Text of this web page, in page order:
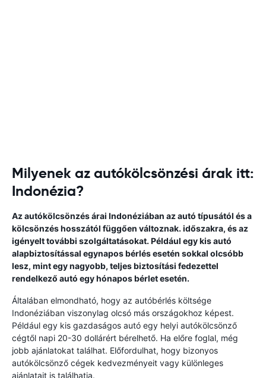
Milyenek az autókölcsönzési árak itt:
Indonézia?
Az autókölcsönzés árai Indonéziában az autó típusától és a
kölcsönzés hosszától függően változnak. időszakra, és az
igényelt további szolgáltatásokat. Például egy kis autó
alapbiztosítással egynapos bérlés esetén sokkal olcsóbb
lesz, mint egy nagyobb, teljes biztosítási fedezettel
rendelkező autó egy hónapos bérlet esetén.
Általában elmondható, hogy az autóbérlés költsége
Indonéziában viszonylag olcsó más országokhoz képest.
Például egy kis gazdaságos autó egy helyi autókölcsönző
cégtől napi 20-30 dollárért bérelhető. Ha előre foglal, még
jobb ajánlatokat találhat. Előfordulhat, hogy bizonyos
autókölcsönző cégek kedvezményeit vagy különleges
ajánlatait is találhatja.